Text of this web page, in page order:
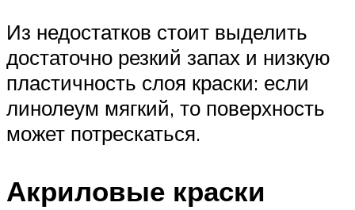
Из недостатков стоит выделить
достаточно резкий запах и низкую
пластичность слоя краски: если
линолеум мягкий, то поверхность
может потрескаться.
Акриловые краски